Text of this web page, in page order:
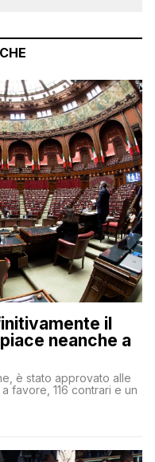
il
neanche a
è stato approvato alle
favore, 116 contrari e un